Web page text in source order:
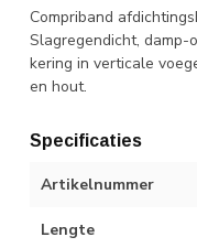
Compriband
Slagregendicht,
kering in verticale
en hout.
Specificaties
Artikelnummer
Lengte